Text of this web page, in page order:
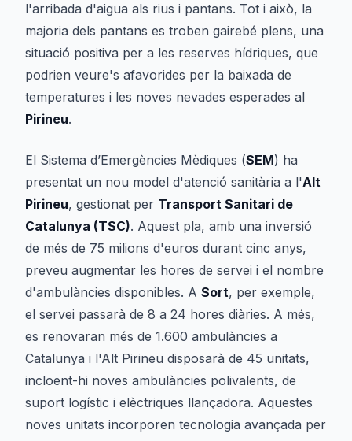
l'arribada d'aigua als rius i pantans. Tot i això, la
majoria dels pantans es troben gairebé plens, una
situació positiva per a les reserves hídriques, que
podrien veure's afavorides per la baixada de
temperatures i les noves nevades esperades al
Pirineu.
El Sistema d’Emergències Mèdiques (SEM) ha
presentat un nou model d'atenció sanitària a l'Alt
Pirineu, gestionat per Transport Sanitari de
Catalunya (TSC). Aquest pla, amb una inversió
de més de 75 milions d'euros durant cinc anys,
preveu augmentar les hores de servei i el nombre
d'ambulàncies disponibles. A Sort, per exemple,
el servei passarà de 8 a 24 hores diàries. A més,
es renovaran més de 1.600 ambulàncies a
Catalunya i l'Alt Pirineu disposarà de 45 unitats,
incloent-hi noves ambulàncies polivalents, de
suport logístic i elèctriques llançadora. Aquestes
noves unitats incorporen tecnologia avançada per